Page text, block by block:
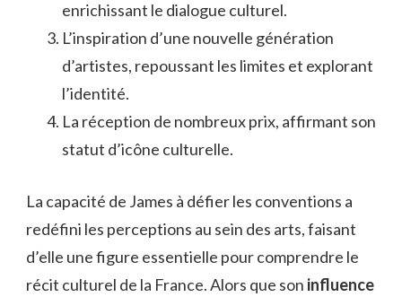
enrichissant le dialogue culturel.
L’inspiration d’une nouvelle génération
d’artistes, repoussant les limites et explorant
l’identité.
La réception de nombreux prix, affirmant son
statut d’icône culturelle.
La capacité de James à défier les conventions a
redéfini les perceptions au sein des arts, faisant
d’elle une figure essentielle pour comprendre le
récit culturel de la France. Alors que son influence